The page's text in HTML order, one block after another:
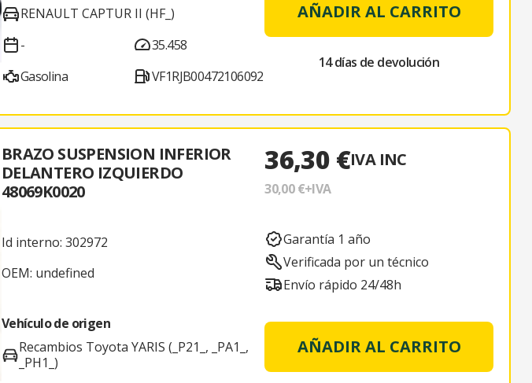
RENAULT CAPTUR II (HF_)
-
Gasolina
35.458
VF1RJB00472106092
AÑADIR AL CARRITO
14 días de devolución
BRAZO SUSPENSION INFERIOR
DELANTERO IZQUIERDO
48069K0020
Id interno: 302972
OEM: undefined
Vehículo de origen
Recambios Toyota YARIS (_P21_, _PA1_,
_PH1_)
36,30 €IVA INC
30,00 €+IVA
Garantía 1 año
Verificada por un técnico
Envío rápido 24/48h
AÑADIR AL CARRITO